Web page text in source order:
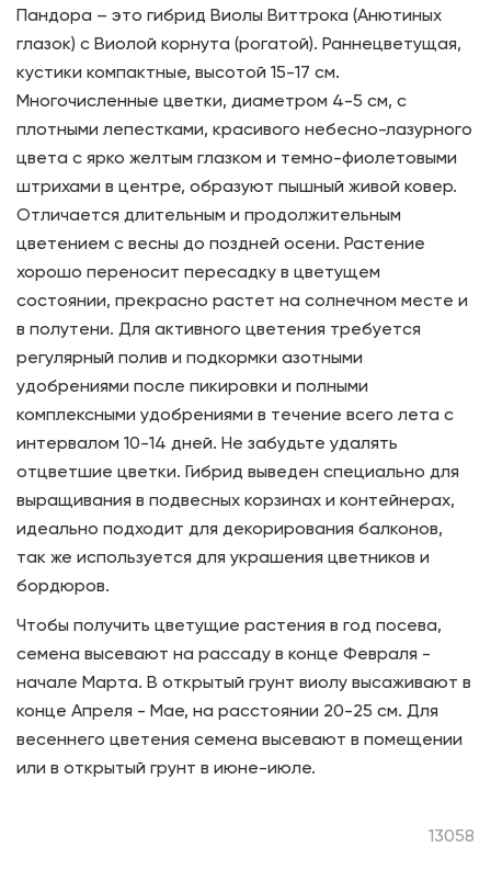
Пандора – это гибрид Виолы Виттрока (Анютиных
глазок) с Виолой корнута (рогатой). Раннецветущая,
кустики компактные, высотой 15-17 см.
Многочисленные цветки, диаметром 4-5 см, с
плотными лепестками, красивого небесно-лазурного
цвета с ярко желтым глазком и темно-фиолетовыми
штрихами в центре, образуют пышный живой ковер.
Отличается длительным и продолжительным
цветением с весны до поздней осени. Растение
хорошо переносит пересадку в цветущем
состоянии, прекрасно растет на солнечном месте и
в полутени. Для активного цветения требуется
регулярный полив и подкормки азотными
удобрениями после пикировки и полными
комплексными удобрениями в течение всего лета с
интервалом 10-14 дней. Не забудьте удалять
отцветшие цветки. Гибрид выведен специально для
выращивания в подвесных корзинах и контейнерах,
идеально подходит для декорирования балконов,
так же используется для украшения цветников и
бордюров.
Чтобы получить цветущие растения в год посева,
семена высевают на рассаду в конце Февраля -
начале Марта. В открытый грунт виолу высаживают в
конце Апреля - Мае, на расстоянии 20-25 см. Для
весеннего цветения семена высевают в помещении
или в открытый грунт в июне-июле.
13058